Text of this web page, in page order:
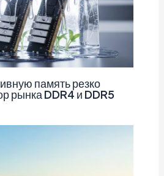
память резко
рынка DDR4 и DDR5